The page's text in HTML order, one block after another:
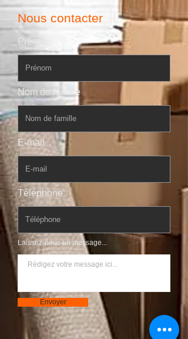
Nous contacter
Prénom
Nom de famille
E-mail
Téléphone
Laissez-nous un message...
Envoyer